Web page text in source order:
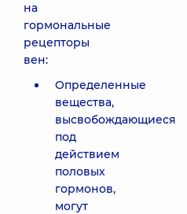
на
гормональные
рецепторы
вен:
Определенные
вещества,
высвобождающиеся
под
действием
половых
гормонов,
могут